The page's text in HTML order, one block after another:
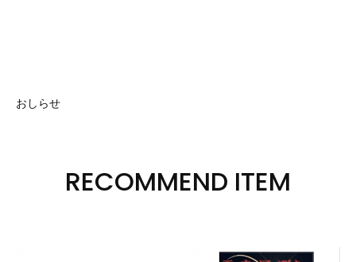
おしらせ
RECOMMEND ITEM